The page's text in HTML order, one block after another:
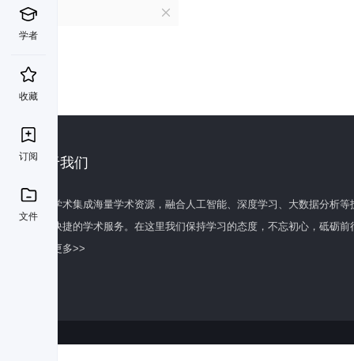
学者
收藏
订阅
文件
P
关于我们
百度学术集成海量学术资源，融合人工智能、深度学习、大数据分析
全面快捷的学术服务。在这里我们保持学习的态度，不忘初心，砥砺前
了解更多>>